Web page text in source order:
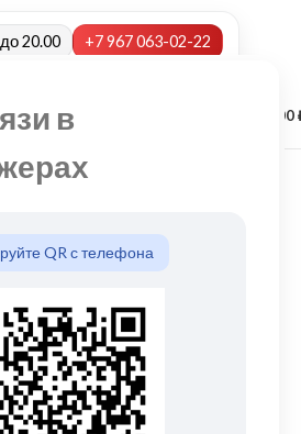
в
QR с телефона
20.00 +7 967 063-02-22
0,00